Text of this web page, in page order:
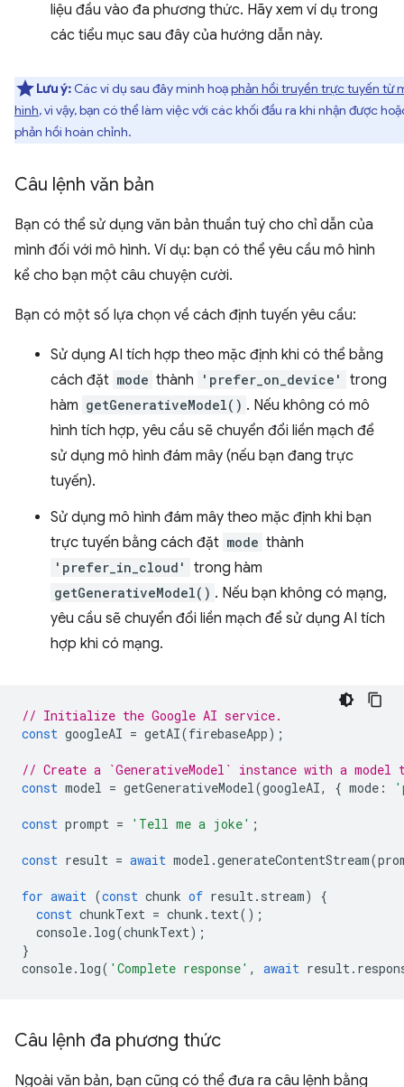
liệu đầu vào đa phương thức. Hãy xem ví dụ trong
các tiểu mục sau đây của hướng dẫn này.
Lưu ý: Các ví dụ sau đây minh hoạphản hồi truyền trực tuyến từ
hình, vì vậy, bạn có thể làm việc với các khối đầu ra khi nhận được
phản hồi hoàn chỉnh.
Câu lệnh văn bản
Bạn có thể sử dụng văn bản thuần tuý cho chỉ dẫn của
mình đối với mô hình. Ví dụ: bạn có thể yêu cầu mô hình
kể cho bạn một câu chuyện cười.
Bạn có một số lựa chọn về cách định tuyến yêu cầu:
Sử dụng AI tích hợp theo mặc định khi có thể bằng
cách đặt mode thành 'prefer_on_device'
trong
hàm getGenerativeModel() . Nếu không có mô
hình tích hợp, yêu cầu sẽ chuyển đổi liền mạch để
sử dụng mô hình đám mây (nếu bạn đang trực
tuyến).
Sử dụng mô hình đám mây theo mặc định khi bạn
trực tuyến bằng cách đặt mode thành
'prefer_in_cloud' trong hàm
getGenerativeModel() . Nếu bạn không có mạng,
yêu cầu sẽ chuyển đổi liền mạch để sử dụng AI tích
hợp khi có mạng.
// Initialize the Google AI service.
const googleAI = getAI(firebaseApp);
// Create a `GenerativeModel` instance with a model
const model = getGenerativeModel(googleAI, { mode :
const prompt = 'Tell me a joke' ;
const result = await model .generateContentStream(
for await (const chunk of result. stream)
{
const chunkText = chunk . text();
console. log(chunkText);
}
console. log( 'Complete response' , await result.
Câu lệnh đa phương thức
Ngoài văn bản, bạn cũng có thể đưa ra câu lệnh bằng